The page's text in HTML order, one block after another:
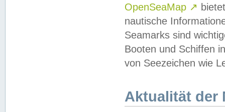
OpenSeaMap ↗
nautische
Seamarks sind
Booten und Schiffen
von Seezeichen wie
Aktualität der